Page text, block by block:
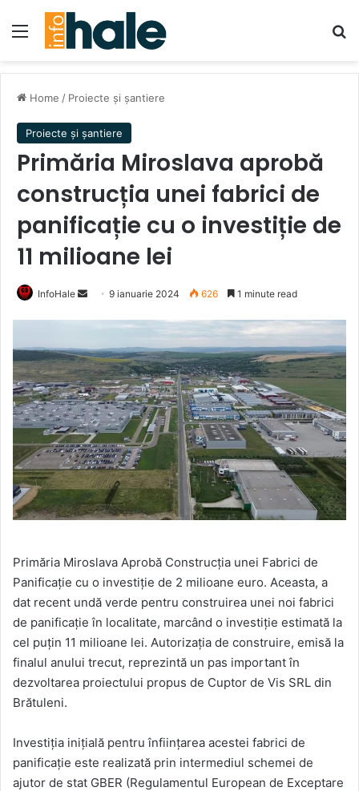
Menu
Home / Proiecte și șantiere
Proiecte și șantiere
Primăria Miroslava aprobă
construcția unei fabrici de
panificație cu o investiție de
11 milioane lei
InfoHale
Send
email
9 ianuarie 2024 626 1 minute read
Primăria Miroslava Aprobă Construcția unei Fabrici de
Panificație cu o investiție de 2 milioane euro. Aceasta, a
dat recent undă verde pentru construirea unei noi fabrici
de panificație în localitate, marcând o investiție estimată la
cel puțin 11 milioane lei. Autorizația de construire, emisă la
finalul anului trecut, reprezintă un pas important în
dezvoltarea proiectului propus de Cuptor de Vis SRL din
Brătuleni.
Investiția inițială pentru înființarea acestei fabrici de
panificație este realizată prin intermediul schemei de
ajutor de stat GBER (Regulamentul European de Exceptare